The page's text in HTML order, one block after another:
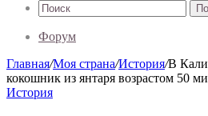
Форум
Главная/Моя страна/История/В
кокошник из янтаря возрастом 50
История